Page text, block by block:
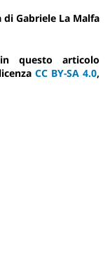
di Gabriele La Malfa
questo articolo
CC BY-SA 4.0,